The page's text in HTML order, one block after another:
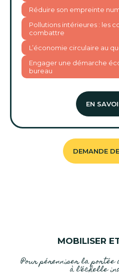
Réduire son empreinte
Pollutions intérieures : les
combattre
L’économie circulaire au
Engager une démarche
bureau
EN
DEMANDE
MOBILISER
Pour pérenniser la
à l’échelle